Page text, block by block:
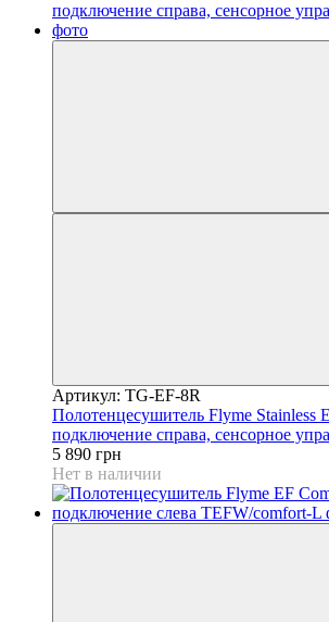
Артикул: TG-EF-8R
Полотенцесушитель Flyme Stainless
подключение справа, сенсорное
5 890 грн
Нет в наличии